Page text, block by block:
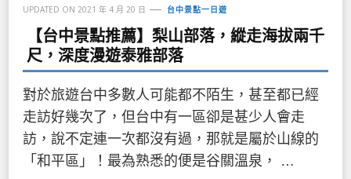
UPDATED ON 2021 年 4 月 20 日 台中景點一日遊
【台中景點推薦】梨山部落，縱走海拔兩千
尺，深度漫遊泰雅部落
對於旅遊台中多數人可能都不陌生，甚至都已經
走訪好幾次了，但台中有一區卻是甚少人會走
訪，說不定連一次都沒有過，那就是屬於山線的
「和平區」！最為熟悉的便是谷關溫泉， …